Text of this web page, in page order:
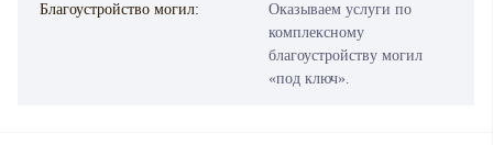
Благоустройство могил:
Оказываем услуги по
комплексному
благоустройству могил
«под ключ».